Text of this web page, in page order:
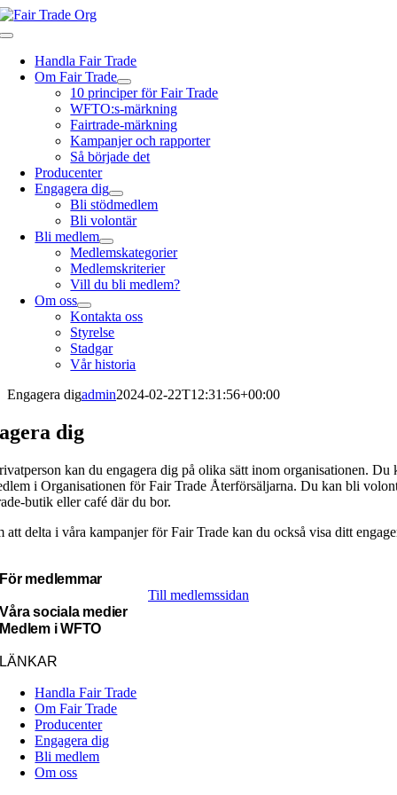
Fortsätt
till
Toggle
NavigationHandla Fair Trade
Om Fair Trade
10 principer för Fair Trade
WFTO:s-märkning
Fairtrade-märkning
Kampanjer och rapporter
Så började det
Producenter
Engagera dig
Bli stödmedlem
Bli volontär
Bli medlem
Medlemskategorier
Medlemskriterier
Vill du bli medlem?
Om oss
Kontakta oss
Styrelse
Stadgar
Vår historia
Engagera digadmin2024-02-22T12:31:56+00:00
dig
kan du engagera dig på olika sätt inom organisationen. Du
i Organisationen för Fair Trade Återförsäljarna. Du kan bli
butik eller café där du bor.
att delta i våra kampanjer för Fair Trade kan du också visa ditt
För medlemmar
Till medlemssidan
Våra sociala medier
Medlem i WFTO
LÄNKAR
Handla Fair Trade
Om Fair Trade
Producenter
Engagera dig
Bli medlem
Om oss